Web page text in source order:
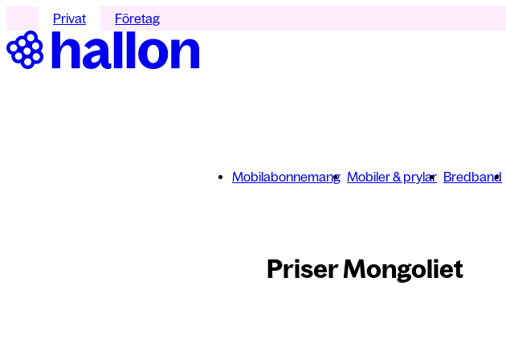
Privat Företag
Mobilabonnemang Mobiler & prylar Bredband
Priser Mongoliet